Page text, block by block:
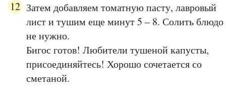
Затем добавляем томатную пасту, лавровый
лист и тушим еще минут 5 – 8. Солить блюдо
не нужно.
Бигос готов! Любители тушеной капусты,
присоединяйтесь! Хорошо сочетается со
сметаной.